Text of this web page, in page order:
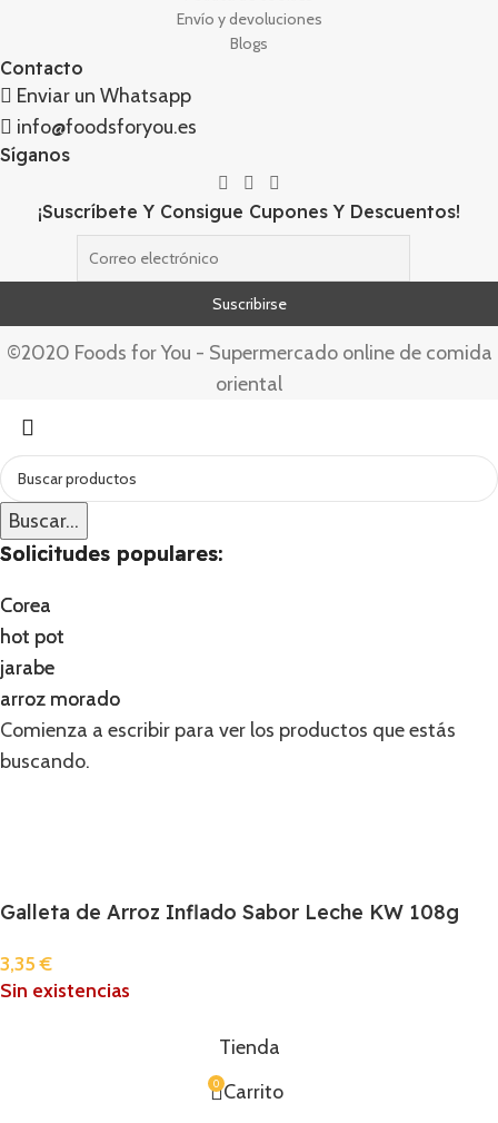
Envío y devoluciones
Blogs
Contacto
Enviar un Whatsapp
info@foodsforyou.es
Síganos
¡Suscríbete Y Consigue Cupones Y Descuentos!
©2020 Foods for You - Supermercado online de comida
oriental
Buscar...
Solicitudes populares:
Corea
hot pot
jarabe
arroz morado
Buscar...
Solicitudes populares:
Corea
hot pot
jarabe
arroz morado
Comienza a escribir para ver los productos que estás
buscando.
Galleta de Arroz Inflado Sabor Leche KW 108g
3,35€
Sin existencias
Tienda
0 Carrito